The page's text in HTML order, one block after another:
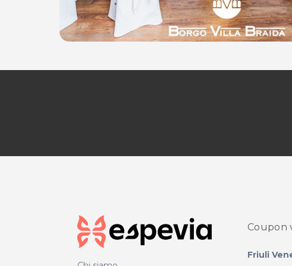
Coupon
Friuli